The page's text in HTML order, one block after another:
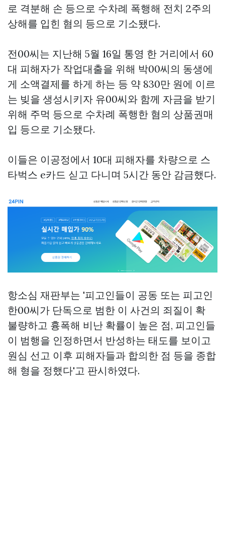
로 격분해 손 등으로 수차례 폭행해 전치 2주의
상해를 입힌 혐의 등으로 기소됐다.
전00씨는 지난해 5월 16일 통영 한 거리에서 60
대 피해자가 작업대출을 위해 박00씨의 동생에
게 소액결제를 하게 하는 등 약 830만 원에 이르
는 빚을 생성시키자 유00씨와 함께 자금을 받기
위해 주먹 등으로 수차례 폭행한 혐의 상품권매
입 등으로 기소됐다.
이들은 이공정에서 10대 피해자를 차량으로 스
타벅스 e카드 싣고 다니며 5시간 동안 감금했다.
항소심 재판부는 '피고인들이 공동 또는 피고인
한00씨가 단독으로 범한 이 사건의 죄질이 확
불량하고 흉폭해 비난 확률이 높은 점, 피고인들
이 범행을 인정하면서 반성하는 태도를 보이고
원심 선고 이후 피해자들과 합의한 점 등을 종합
해 형을 정했다'고 판시하였다.